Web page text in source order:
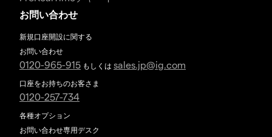
お問い合わせ
新規口座開設に関する
お問い合わせ
0120-965-915 もしくは sales.jp@ig.com
口座をお持ちのお客さま
0120-257-734
各種オプション
お問い合わせ専用デスク